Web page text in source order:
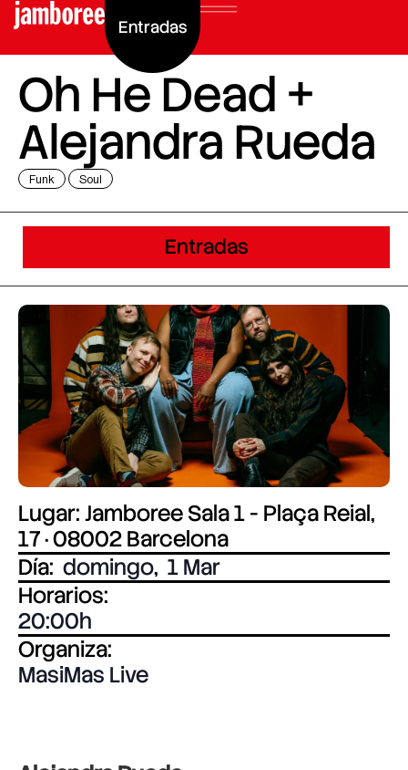
Entradas
Oh He Dead +
Alejandra Rueda
Funk Soul
Entradas
Lugar: Jamboree Sala 1 - Plaça Reial,
17 · 08002 Barcelona
Día: domingo, 1 Mar
Horarios:
20:00
Organiza:
MasiMas Live